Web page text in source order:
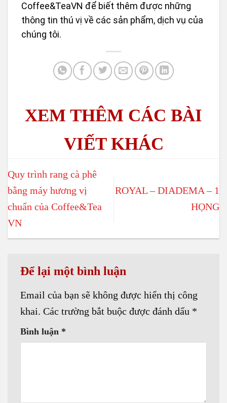
Coffee&TeaVN để biết thêm được những
thông tin thú vị về các sản phẩm, dịch vụ của
chúng tôi.
Quy trình rang cà phê
bằng máy hương vị
chuẩn của Coffee&Tea
VN
ROYAL – DIADEMA – 1
HỌNG
Để lại một bình luận
Email của bạn sẽ không được hiển thị công
khai. Các trường bắt buộc được đánh dấu *
Bình luận *